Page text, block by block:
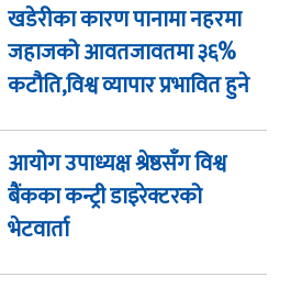
खडेरीका कारण पानामा नहरमा
जहाजको आवतजावतमा ३६%
कटौति,विश्व व्यापार प्रभावित हुने
आयोग उपाध्यक्ष श्रेष्ठसँग विश्व
बैंकका कन्ट्री डाइरेक्टरको
भेटवार्ता